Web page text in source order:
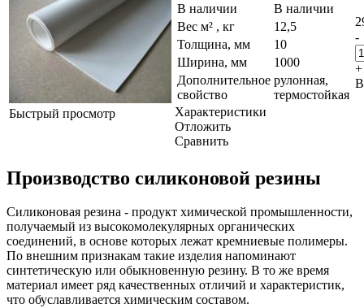
Быстрый просмотр
В наличии
В наличии
Вес м² , кг
12,5
Толщина, мм
10
Ширина, мм
1000
Дополнительное
свойство
рулонная,
термостойкая
Характеристики
Отложить
Сравнить
-
+
В
Производство силиконовой резины
Силиконовая резина - продукт химической промышленности,
получаемый из высокомолекулярных органических
соединений, в основе которых лежат кремниевые полимеры.
По внешним признакам такие изделия напоминают
синтетическую или обыкновенную резину. В то же время
материал имеет ряд качественных отличий и характеристик,
что обуславливается химическим составом.